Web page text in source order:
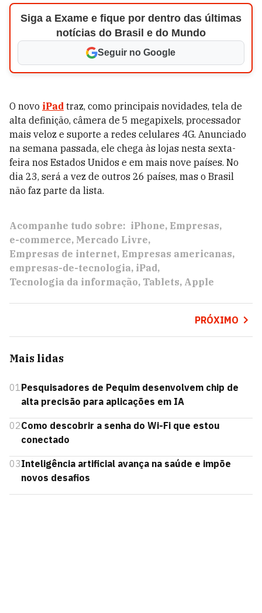
Siga a Exame e fique por dentro das últimas
notícias do Brasil e do Mundo
Seguir no Google
O novo iPad traz, como principais novidades, tela de
alta definição, câmera de 5 megapixels, processador
mais veloz e suporte a redes celulares 4G. Anunciado
na semana passada, ele chega às lojas nesta sexta-
feira nos Estados Unidos e em mais nove países. No
dia 23, será a vez de outros 26 países, mas o Brasil
não faz parte da lista.
Acompanhe tudo sobre: iPhone Empresas
e-commerce Mercado Livre
Empresas de internet Empresas americanas
empresas-de-tecnologia iPad
Tecnologia da informação Tablets Apple
PRÓXIMO
Mais lidas
01Pesquisadores de Pequim desenvolvem chip de
alta precisão para aplicações em IA
02Como descobrir a senha do Wi-Fi que estou
conectado
03Inteligência artificial avança na saúde e impõe
novos desafios